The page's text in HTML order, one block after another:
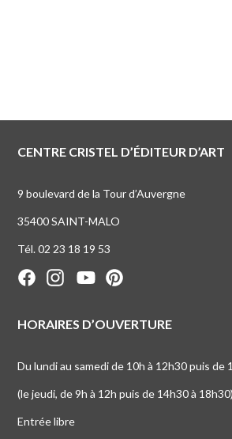
CENTRE CRISTEL D’ÉDITEUR D’ART
9 boulevard de la Tour d’Auvergne
35400 SAINT-MALO
Tél. 02 23 18 19 53
HORAIRES D’OUVERTURE
Du lundi au samedi de 10h à 12h30 puis de
(le jeudi, de 9h à 12h puis de 14h30 à 18h30)
Entrée libre